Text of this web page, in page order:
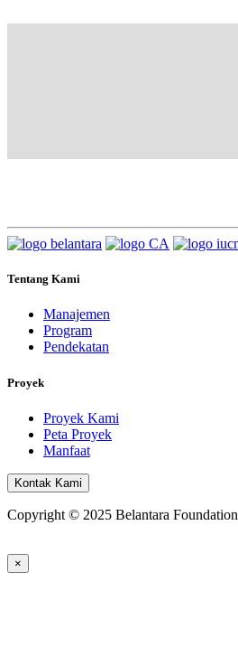
Tentang Kami
Manajemen
Program
Pendekatan
Proyek
Proyek Kami
Peta Proyek
Manfaat
Kontak Kami
Copyright © 2025 Belantara Foundation
×